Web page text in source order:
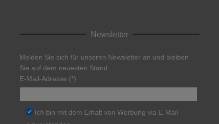
Newsletter
Melden Sie sich für unseren Newsletter an und bleiben
Sie auf dem neuesten Stand.
E-Mail-Adresse (*)
Ich bin mit dem Erhalt von Werbung via E-Mail